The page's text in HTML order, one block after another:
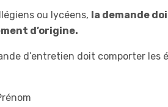
ou lycéens, la demande
d’origine.
d’entretien doit comporter les